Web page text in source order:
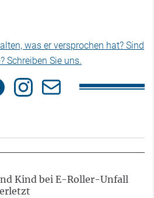
was er versprochen hat? Sind
Schreiben Sie uns.
Kind bei E-Roller-Unfall